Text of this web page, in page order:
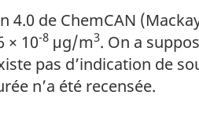
4.0 de ChemCAN
× 10-8 μg/m3. On a
pas d’indication de
n’a été recensée.